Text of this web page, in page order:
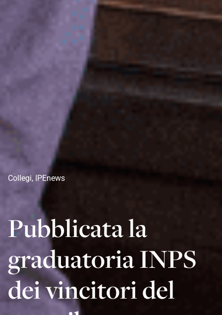
Collegi, IPEnews
Pubblicata la
graduatoria INPS
dei vincitori del